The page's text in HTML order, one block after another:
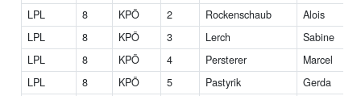
LPL
8 KPÖ 2 Rockenschaub
Alois
LPL
8 KPÖ 3 Lerch
Sabine
LPL
8 KPÖ 4 Persterer
Marcel
LPL
8 KPÖ 5 Pastyrik
Gerda